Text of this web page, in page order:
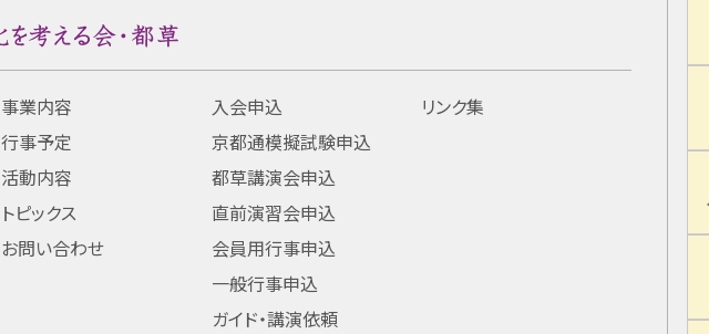
事業内容
行事予定
活動内容
トピックス
お問い合わせ
入会申込
京都通模擬試験申込
都草講演会申込
直前演習会申込
会員用行事申込
一般行事申込
ガイド・講演依頼
リンク集